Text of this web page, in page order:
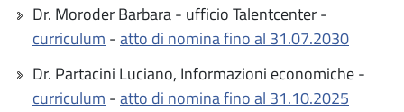
Dr. Moroder Barbara - ufficio Talentcenter -
curriculum -atto di nomina fino al 31.07.2030
Dr. Partacini Luciano, Informazioni economiche -
curriculum -atto di nomina fino al 31.10.2025